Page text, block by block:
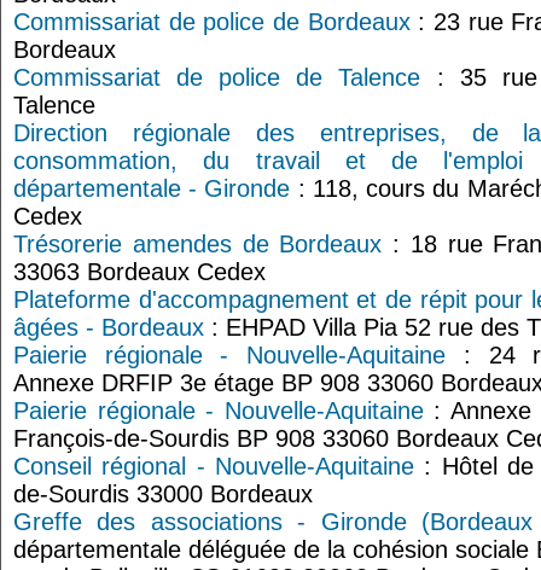
Commissariat de police de Bordeaux: 23 rue
Bordeaux
Commissariat de police de Talence : 35 rue
Talence
Direction régionale des entreprises, de
consommation, du travail et de l'emploi
départementale - Gironde : 118, cours du
Cedex
Trésorerie amendes de Bordeaux : 18 rue
33063 Bordeaux Cedex
Plateforme d'accompagnement et de répit pour
âgées - Bordeaux : EHPAD Villa Pia 52 rue des
Paierie régionale - Nouvelle-Aquitaine : 24
Annexe DRFIP 3e étage BP 908 33060
Paierie régionale - Nouvelle-Aquitaine: Annexe
François-de-Sourdis BP 908 33060 Bordeaux
Conseil régional - Nouvelle-Aquitaine: Hôtel de
de-Sourdis 33000 Bordeaux
Greffe des associations - Gironde
départementale déléguée de la cohésion sociale